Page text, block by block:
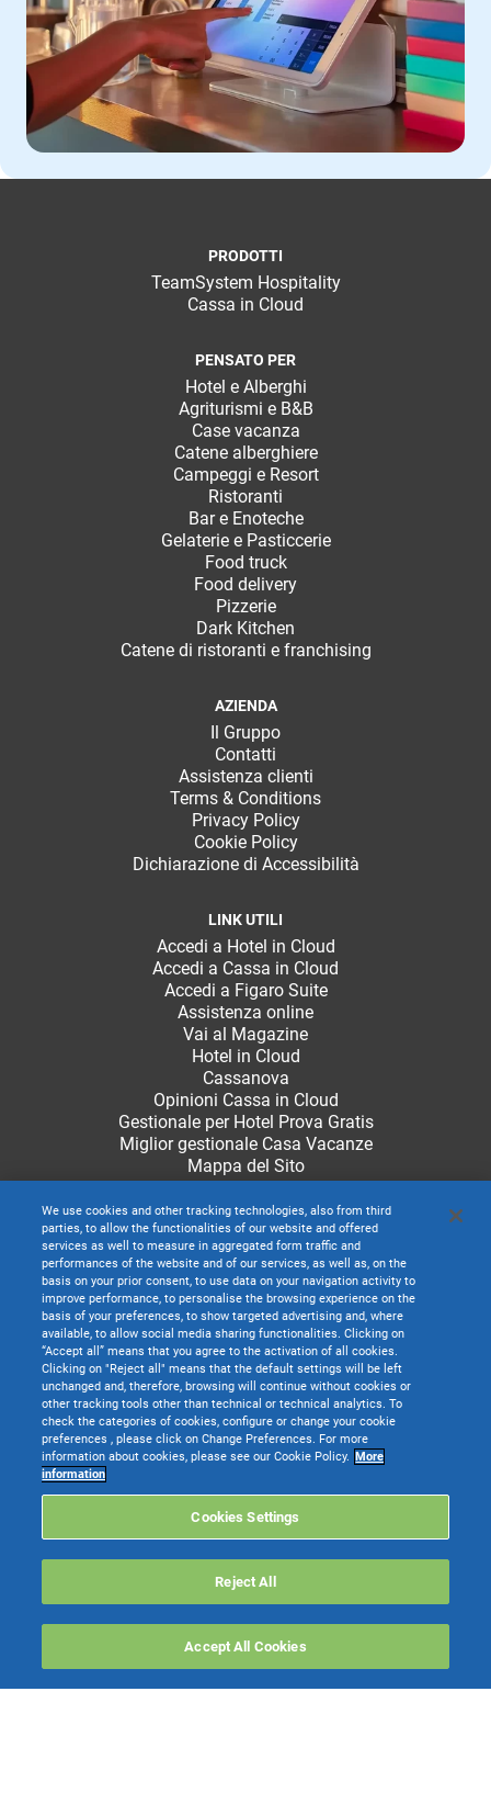
PRODOTTI
TeamSystem Hospitality
Cassa in Cloud
PENSATO PER
Hotel e Alberghi
Agriturismi e B&B
Case vacanza
Catene alberghiere
Campeggi e Resort
Ristoranti
Bar e Enoteche
Gelaterie e Pasticcerie
Food truck
Food delivery
Pizzerie
Dark Kitchen
Catene di ristoranti e franchising
AZIENDA
Il Gruppo
Contatti
Assistenza clienti
Terms & Conditions
Privacy Policy
Cookie Policy
Dichiarazione di Accessibilità
LINK UTILI
Accedi a Hotel in Cloud
Accedi a Cassa in Cloud
Accedi a Figaro Suite
Assistenza online
Vai al Magazine
Hotel in Cloud
Cassanova
Opinioni Cassa in Cloud
Gestionale per Hotel Prova Gratis
Miglior gestionale Casa Vacanze
Mappa del Sito
TeamSystem S.p.A. società con socio unico soggetta all’attività di direzione e
coordinamento di TeamSystem Holdco S.p.A. - Cap. Soc. € 24.000.000 I.v. -
C.C.I.A.A. delle Marche - P.I. 01035310414
Sede Legale e Amministrativa: Via Sandro Pertini, 88 - 61122 Pesaro (PU) -
Websolute
We use cookies and other tracking technologies, also from third
parties, to allow the functionalities of our website and offered
services as well to measure in aggregated form traffic and
performances of the website and of our services, as well as, on the
basis on your prior consent, to use data on your navigation activity to
improve performance, to personalise the browsing experience on the
basis of your preferences, to show targeted advertising and, where
available, to allow social media sharing functionalities. Clicking on
“Accept all” means that you agree to the activation of all cookies.
Clicking on "Reject all" means that the default settings will be left
unchanged and, therefore, browsing will continue without cookies or
other tracking tools other than technical or technical analytics. To
check the categories of cookies, configure or change your cookie
preferences , please click on Change Preferences. For more
information about cookies, please see our Cookie Policy. More
information
Cookies Settings
Reject All
Accept All Cookies